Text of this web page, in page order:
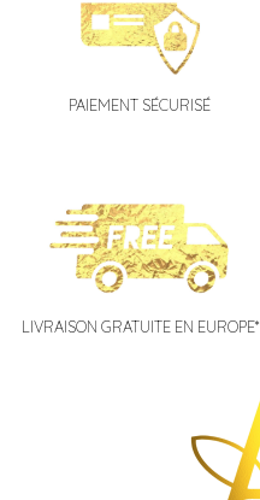
o
u
o
PAIEMENT SÉCURISÉ
LIVRAISON GRATUITE EN EUROPE*